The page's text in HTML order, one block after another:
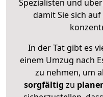
Spezialisten und
damit Sie sich
In der Tat gibt es
einem Umzug nach
zu nehmen, um
sorgfältig zu